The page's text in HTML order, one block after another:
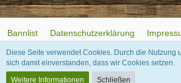
Bannlist Datenschutzerklärung
Community-Software:
Diese Seite verwendet Cookies. Durch die Nutzung
sich damit einverstanden, dass wir Cookies setzen.
Weitere Informationen
Schließen